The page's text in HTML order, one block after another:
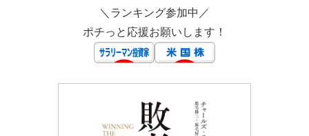
＼ランキング参加中／
ポチっと応援お願いします！